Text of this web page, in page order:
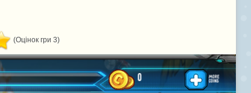
(Оцінок гри 3)